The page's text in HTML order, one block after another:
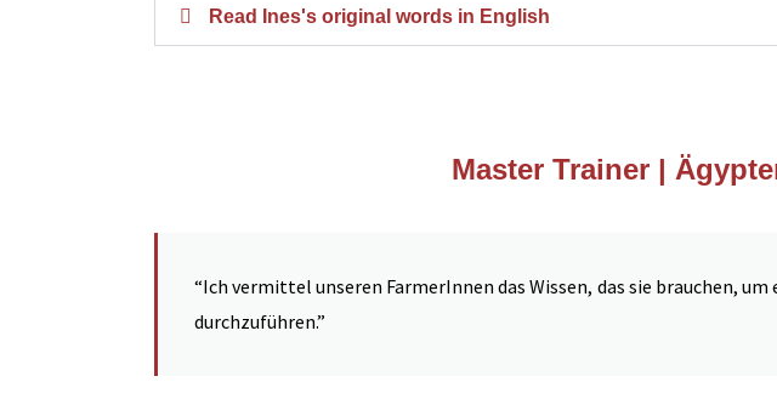
Read Ines's original words in English
Master Trainer |
“Ich vermittel unseren FarmerInnen das Wissen, das sie brauchen,
durchzuführen.”